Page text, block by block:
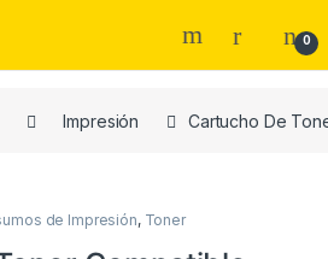
0
Impresión Cartucho De
de Impresión, Toner